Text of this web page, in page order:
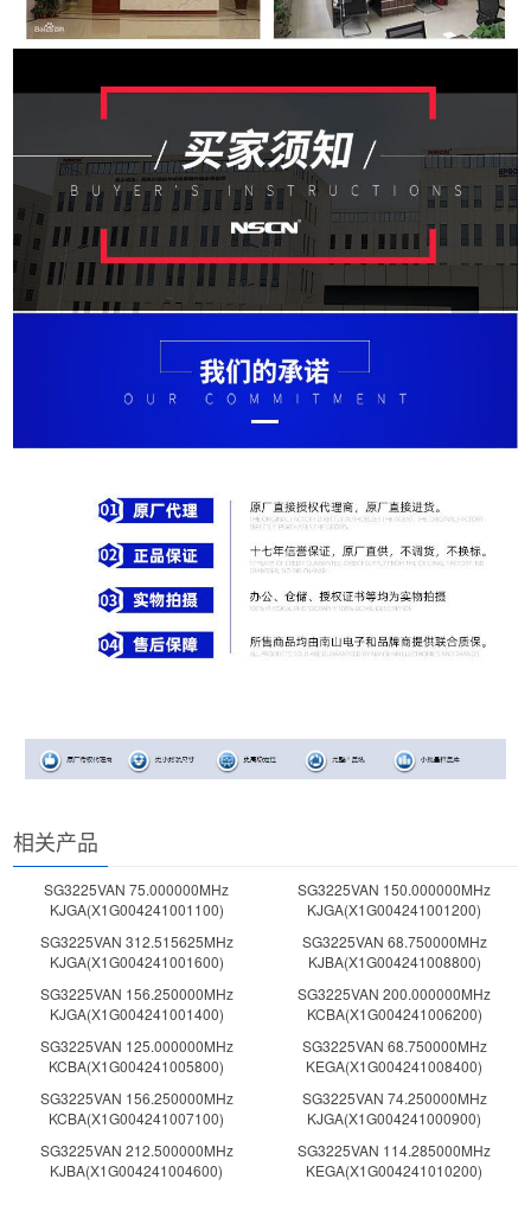
相关产品
SG3225VAN 75.000000MHz
KJGA(X1G004241001100)
SG3225VAN 150.000000MHz
KJGA(X1G004241001200)
SG3225VAN 312.515625MHz
KJGA(X1G004241001600)
SG3225VAN 68.750000MHz
KJBA(X1G004241008800)
SG3225VAN 156.250000MHz
KJGA(X1G004241001400)
SG3225VAN 200.000000MHz
KCBA(X1G004241006200)
SG3225VAN 125.000000MHz
KCBA(X1G004241005800)
SG3225VAN 68.750000MHz
KEGA(X1G004241008400)
SG3225VAN 156.250000MHz
KCBA(X1G004241007100)
SG3225VAN 74.250000MHz
KJGA(X1G004241000900)
SG3225VAN 212.500000MHz
KJBA(X1G004241004600)
SG3225VAN 114.285000MHz
KEGA(X1G004241010200)